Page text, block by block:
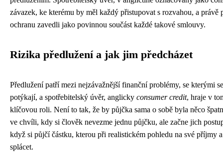
závazek, ke kterému by měl každý přistupovat s rozvahou, a právě
ochranu zavedli jako povinnou součást každé takové smlouvy.
Rizika předlužení a jak jim předcházet
Předlužení patří mezi nejzávažnější finanční problémy, se kterými
potýkají, a spotřebitelský úvěr, anglicky consumer credit, hraje v
klíčovou roli. Není to tak, že by půjčka sama o sobě byla něco
ve chvíli, kdy si člověk nevezme jednu půjčku, ale začne jich
když si půjčí částku, kterou při realistickém pohledu na své příjmy
splácet.